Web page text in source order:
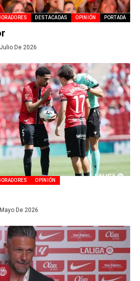
DESTACADAS OPINIÓN PORTADA
De 2026
OPINIÓN
De 2026